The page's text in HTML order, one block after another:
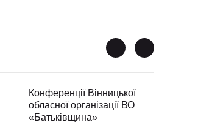
Конференції Вінницької
обласної організації ВО
«Батьківщина»